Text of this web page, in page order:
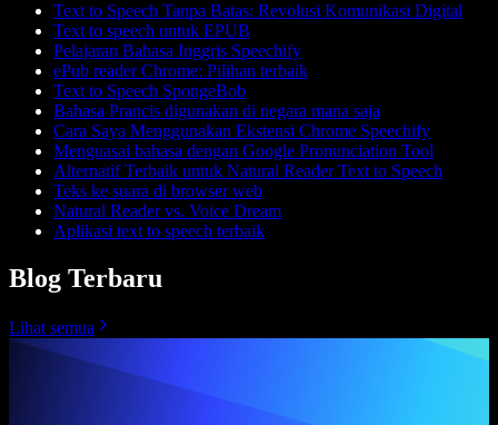
Text to Speech Tanpa Batas: Revolusi Komunikasi Digital
Text to speech untuk EPUB
Pelajaran Bahasa Inggris Speechify
ePub reader Chrome: Pilihan terbaik
Text to Speech SpongeBob
Bahasa Prancis digunakan di negara mana saja
Cara Saya Menggunakan Ekstensi Chrome Speechify
Menguasai bahasa dengan Google Pronunciation Tool
Alternatif Terbaik untuk Natural Reader Text to Speech
Teks ke suara di browser web
Natural Reader vs. Voice Dream
Aplikasi text to speech terbaik
Blog Terbaru
Lihat semua